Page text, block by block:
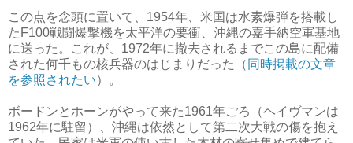
この点を念頭に置いて、1954年、米国は水素爆弾を搭載し
たF100戦闘爆撃機を太平洋の要衝、沖縄の嘉手納空軍基地
に送った。これが、1972年に撤去されるまでこの島に配備
された何千もの核兵器のはじまりだった（ 同時掲載の文章
を参照されたい）。
ボードンとホーンがやって来た1961年ごろ（ヘイヴマンは
1962年に駐留）、沖縄は依然として第二次大戦の傷を抱え